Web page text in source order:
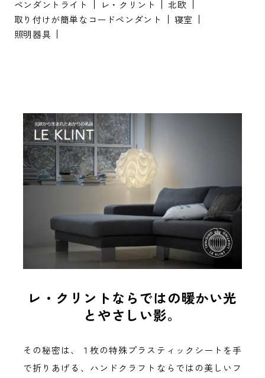
ペンダントライト
レ・クリント
北欧
取り付けが簡単なコードペンダント
寝室
照明器具
レ・クリントならではの暖かい光
とやさしい影。
その秘密は、１枚の特殊プラスティックシートを手
で折りあげる、ハンドクラフトならではの美しいフ